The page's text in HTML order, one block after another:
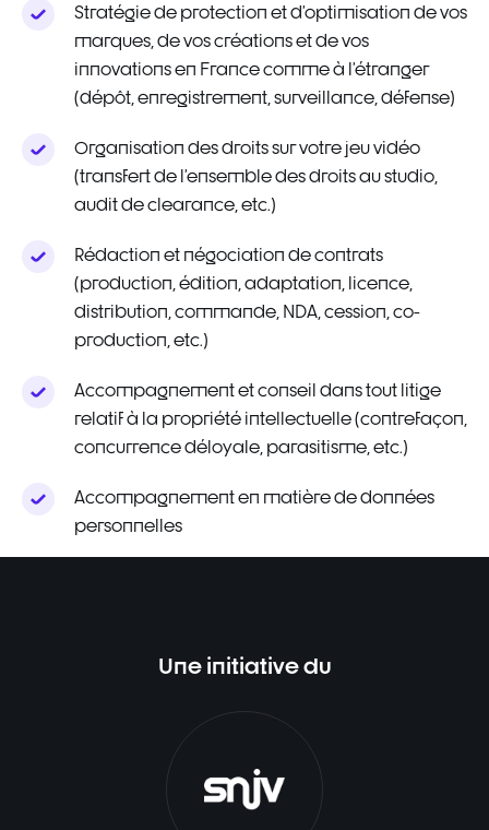
Stratégie de protection et d’optimisation de vos
marques, de vos créations et de vos
innovations en France comme à l’étranger
(dépôt, enregistrement, surveillance, défense)
Organisation des droits sur votre jeu vidéo
(transfert de l’ensemble des droits au studio,
audit de clearance, etc.)
Rédaction et négociation de contrats
(production, édition, adaptation, licence,
distribution, commande, NDA, cession, co-
production, etc.)
Accompagnement et conseil dans tout litige
relatif à la propriété intellectuelle (contrefaçon,
concurrence déloyale, parasitisme, etc.)
Accompagnement en matière de données
personnelles
Une initiative du